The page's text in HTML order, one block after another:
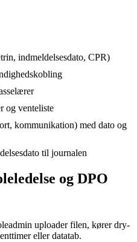
indmeldelsesdato, CPR)
og venteliste
kommunikation) med dato og
til journalen
og DPO
uploader filen, kører dry-
eller datatab.